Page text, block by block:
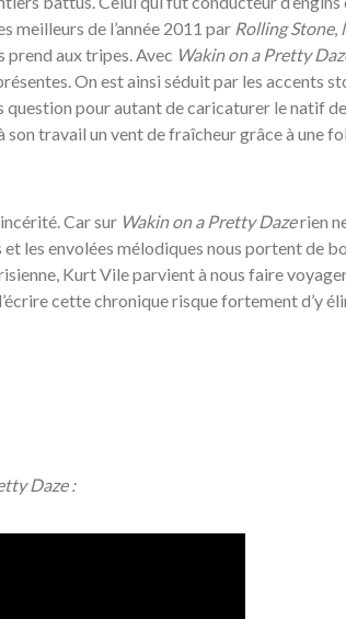
meilleurs de l’année 2011 par Rolling Stone,
prend aux tripes. Avec Wakin on a Pretty
On est ainsi séduit par les accents
pour autant de caricaturer le natif
travail un vent de fraîcheur grâce à une
Car sur Wakin on a Pretty Dazerien
les envolées mélodiques nous portent de
Kurt Vile parvient à nous faire
cette chronique risque fortement d’y
Daze :